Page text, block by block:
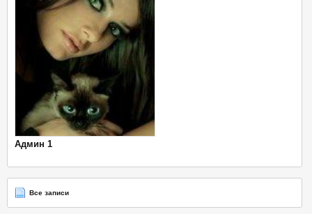
Админ 1
Все записи